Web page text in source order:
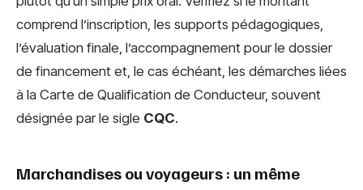
comprend l’inscription, les supports pédagogiques,
l’évaluation finale, l’accompagnement pour le dossier
de financement et, le cas échéant, les démarches liées
à la Carte de Qualification de Conducteur, souvent
désignée par le sigle CQC.
Marchandises ou voyageurs : un même